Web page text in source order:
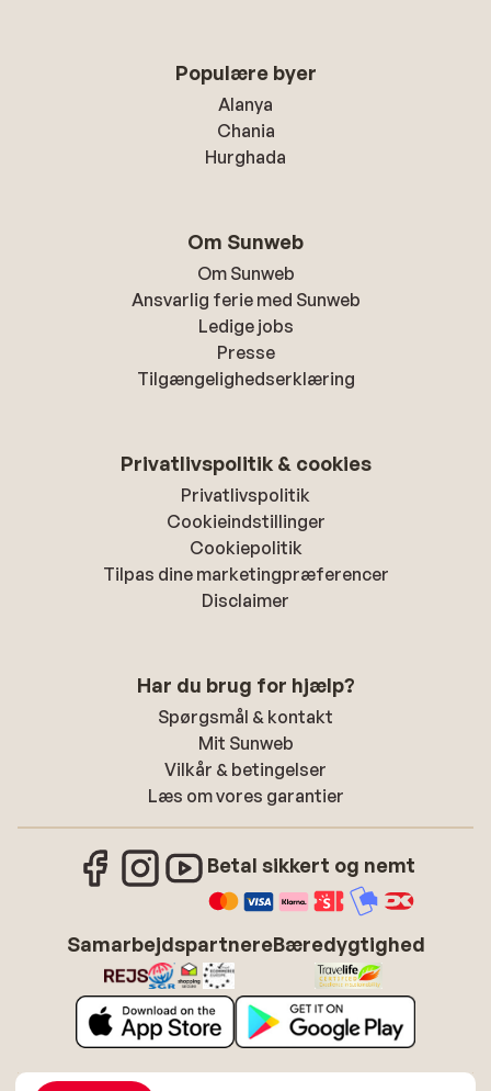
Populære byer
Alanya
Chania
Hurghada
Om Sunweb
Om Sunweb
Ansvarlig ferie med Sunweb
Ledige jobs
Presse
Tilgængelighedserklæring
Privatlivspolitik & cookies
Privatlivspolitik
Cookieindstillinger
Cookiepolitik
Tilpas dine marketingpræferencer
Disclaimer
Har du brug for hjælp?
Spørgsmål & kontakt
Mit Sunweb
Vilkår & betingelser
Læs om vores garantier
Betal sikkert og nemt
SamarbejdspartnereBæredygtighed